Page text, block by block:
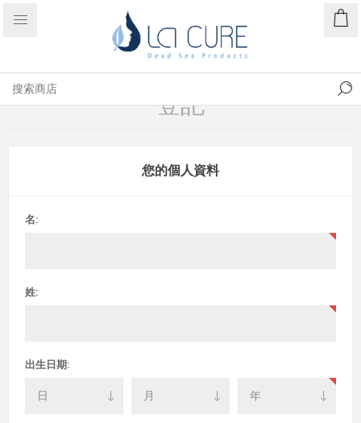
登記
您的個人資料
名:
姓:
出生日期: